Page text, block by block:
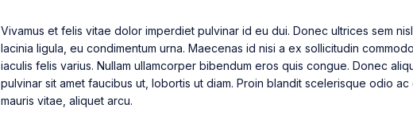
Vivamus et felis vitae dolor imperdiet pulvinar id eu dui. Donec ultrices sem
lacinia ligula, eu condimentum urna. Maecenas id nisi a ex sollicitudin
iaculis felis varius. Nullam ullamcorper bibendum eros quis congue. Donec
pulvinar sit amet faucibus ut, lobortis ut diam. Proin blandit scelerisque odio
mauris vitae, aliquet arcu.